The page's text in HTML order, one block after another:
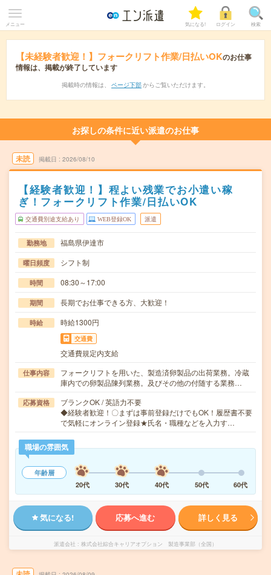
メニュー 気になる! ログイン 検索
【未経験者歓迎！】フォークリフト作業/日払いOKのお仕事
情報は、掲載が終了しています
掲載時の情報は、 ページ下部 からご覧いただけます。
お探しの条件に近い派遣のお仕事
未読 掲載日 2026/08/10
【経験者歓迎！】程よい残業でお小遣い稼
ぎ！フォークリフト作業/日払いOK
交通費別途支給あり WEB登録OK 派遣
勤務地 福島県伊達市
曜日頻度 シフト制
時間 08:30～17:00
期間 長期でお仕事できる方、大歓迎！
時給 時給1300円
交通費
交通費規定内支給
仕事内容
フォークリフトを用いた、製造済卵製品の出荷業務。冷蔵
庫内での卵製品陳列業務。及びその他の付随する業務…
応募資格
ブランクOK / 英語力不要
◆経験者歓迎！〇まずは事前登録だけでもOK！履歴書不要
で気軽にオンライン登録★氏名・職種などを入力す…
職場の雰囲気
年齢層
20代
30代 40代 50代 60代
気になる! 応募へ進む 詳しく見る
派遣会社 株式会社綜合キャリアオプション 製造事業部（全国）